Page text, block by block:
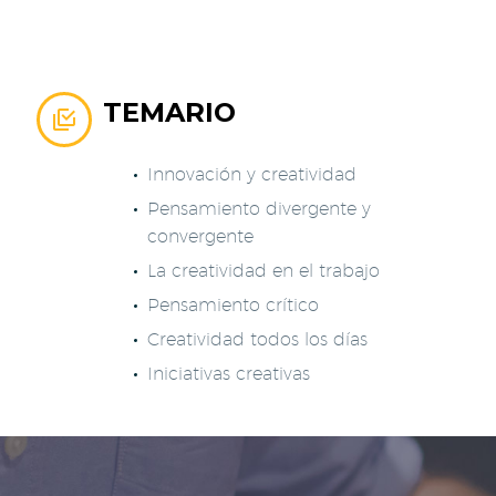

 TEMARIO
Innovación y creatividad
Pensamiento divergente y
convergente
La creatividad en el trabajo
Pensamiento crítico
Creatividad todos los días
Iniciativas creativas